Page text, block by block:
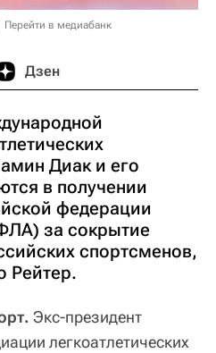
Перейти в медиабанк
Дзен
Диак и его
в получении
федерации
за сокрытие
спортсменов,
Рейтер.
Экс-президент
легкоатлетических